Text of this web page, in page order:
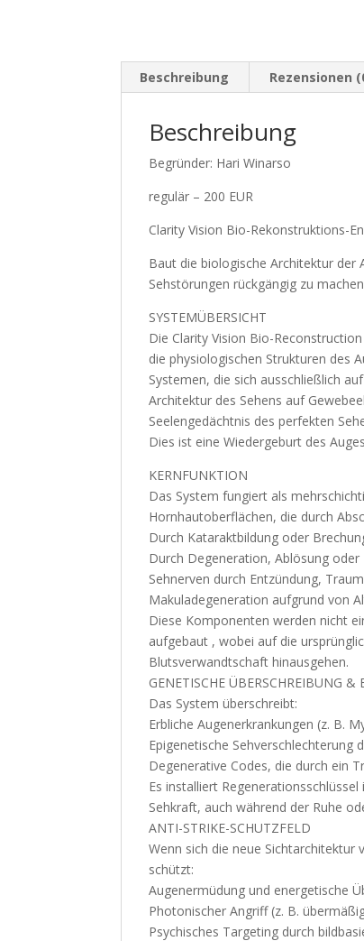
Beschreibung Rezensionen
Beschreibung
Begründer: Hari Winarso
regulär – 200 EUR
Clarity Vision Bio-Rekonstruktions-
Baut die biologische Architektur der
Sehstörungen rückgängig zu
SYSTEMÜBERSICHT
Die Clarity Vision Bio-
die physiologischen Strukturen des
Systemen, die sich ausschließlich
Architektur des Sehens auf
Seelengedächtnis des perfekten
Dies ist eine Wiedergeburt des
KERNFUNKTION
Das System fungiert als
Hornhautoberflächen, die durch
Durch Kataraktbildung oder
Durch Degeneration, Ablösung
Sehnerven durch Entzündung,
Makuladegeneration aufgrund von
Diese Komponenten werden nicht
aufgebaut , wobei auf die
Blutsverwandtschaft hinausgehen.
GENETISCHE ÜBERSCHREIBUNG &
Das System überschreibt:
Erbliche Augenerkrankungen (z. B.
Epigenetische
Degenerative Codes, die durch ein
Es installiert
Sehkraft, auch während der Ruhe
ANTI-STRIKE-SCHUTZFELD
Wenn sich die neue
schützt:
Augenermüdung und energetische
Photonischer Angriff (z. B.
Psychisches Targeting durch